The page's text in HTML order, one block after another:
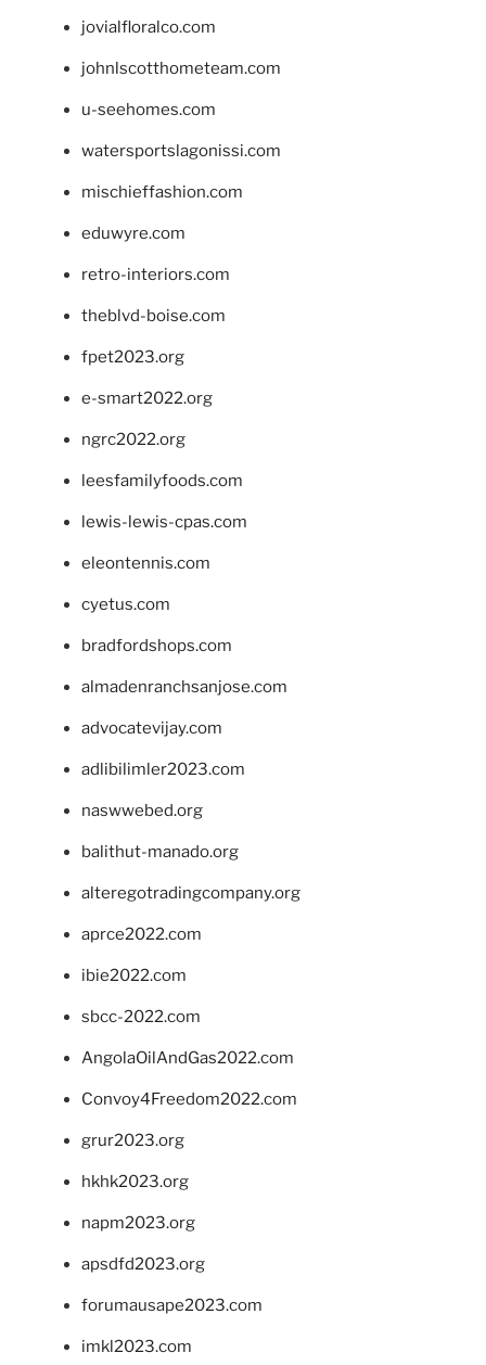
jovialfloralco.com
johnlscotthometeam.com
u-seehomes.com
watersportslagonissi.com
mischieffashion.com
eduwyre.com
retro-interiors.com
theblvd-boise.com
fpet2023.org
e-smart2022.org
ngrc2022.org
leesfamilyfoods.com
lewis-lewis-cpas.com
eleontennis.com
cyetus.com
bradfordshops.com
almadenranchsanjose.com
advocatevijay.com
adlibilimler2023.com
naswwebed.org
balithut-manado.org
alteregotradingcompany.org
aprce2022.com
ibie2022.com
sbcc-2022.com
AngolaOilAndGas2022.com
Convoy4Freedom2022.com
grur2023.org
hkhk2023.org
napm2023.org
apsdfd2023.org
forumausape2023.com
imkl2023.com